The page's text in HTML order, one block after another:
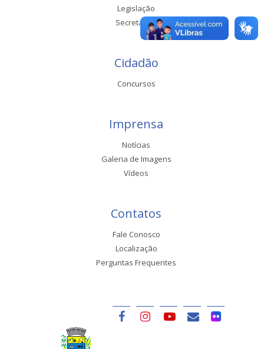
Legislação
Secretarias
Cidadão
Concursos
Imprensa
Notícias
Galeria de Imagens
Vídeos
Contatos
Fale Conosco
Localização
Perguntas Frequentes